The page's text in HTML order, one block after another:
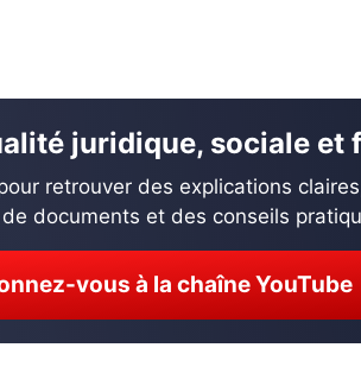
juridique, sociale et
retrouver des explications
documents et des conseils
vous à la chaîne YouTube